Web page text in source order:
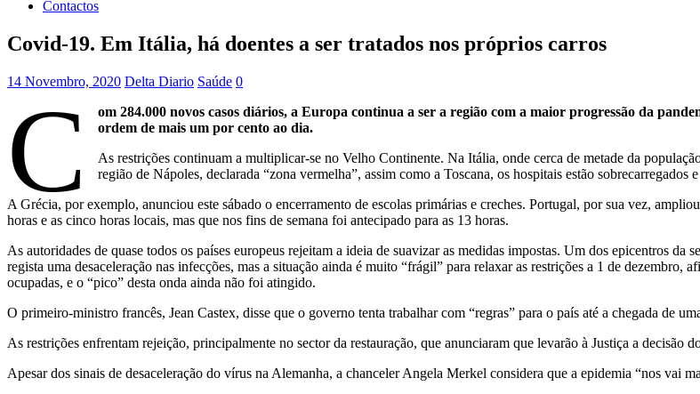
Contactos
Covid-19. Em Itália, há doentes a ser tratados nos próprios carros
14 Novembro, 2020 Delta Diario Saúde 0
C
om 284.000 novos casos diários, a Europa continua a ser a região com a maior progressão da
ordem de mais um por cento ao dia.
As restrições continuam a multiplicar-se no Velho Continente. Na Itália, onde cerca de metade da
região de Nápoles, declarada “zona vermelha”, assim como a Toscana, os hospitais estão
A Grécia, por exemplo, anunciou este sábado o encerramento de escolas primárias e creches. Portugal, por sua vez,
horas e as cinco horas locais, mas que nos fins de semana foi antecipado para as 13 horas.
As autoridades de quase todos os países europeus rejeitam a ideia de suavizar as medidas impostas. Um dos epicentros
regista uma desaceleração nas infecções, mas a situação ainda é muito “frágil” para relaxar as restrições a 1 de
ocupadas, e o “pico” desta onda ainda não foi atingido.
O primeiro-ministro francês, Jean Castex, disse que o governo tenta trabalhar com “regras” para o país até a chegada de
As restrições enfrentam rejeição, principalmente no sector da restauração, que anunciaram que levarão à Justiça a decisão
Apesar dos sinais de desaceleração do vírus na Alemanha, a chanceler Angela Merkel considera que a epidemia “nos vai